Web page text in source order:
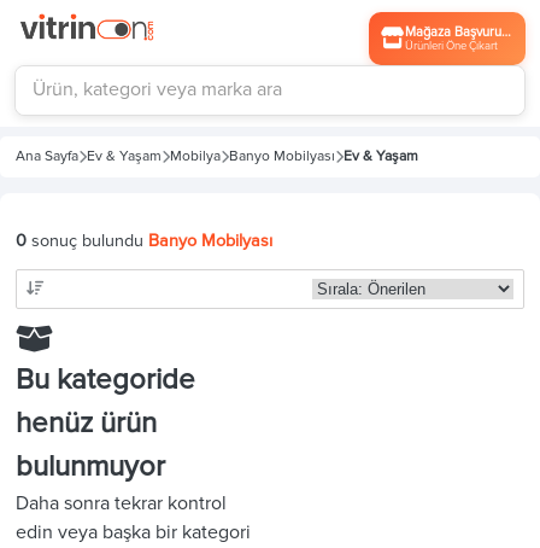
Mağaza Başvurusu
Ürünleri Öne Çıkart
Ana Sayfa Ev & Yaşam Mobilya Banyo Mobilyası Ev & Yaşam
0sonuç bulundu Banyo Mobilyası
Bu kategoride
henüz ürün
bulunmuyor
Daha sonra tekrar kontrol
edin veya başka bir kategori